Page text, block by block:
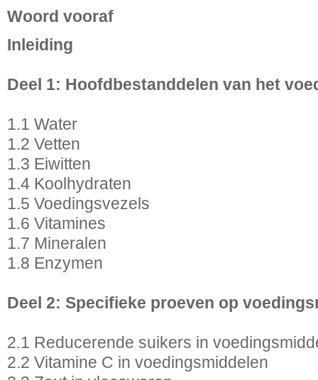
Woord vooraf
Inleiding
Deel 1: Hoofdbestanddelen van het
1.1 Water
1.2 Vetten
1.3 Eiwitten
1.4 Koolhydraten
1.5 Voedingsvezels
1.6 Vitamines
1.7 Mineralen
1.8 Enzymen
Deel 2: Specifieke proeven op
2.1 Reducerende suikers in
2.2 Vitamine C in voedingsmiddelen